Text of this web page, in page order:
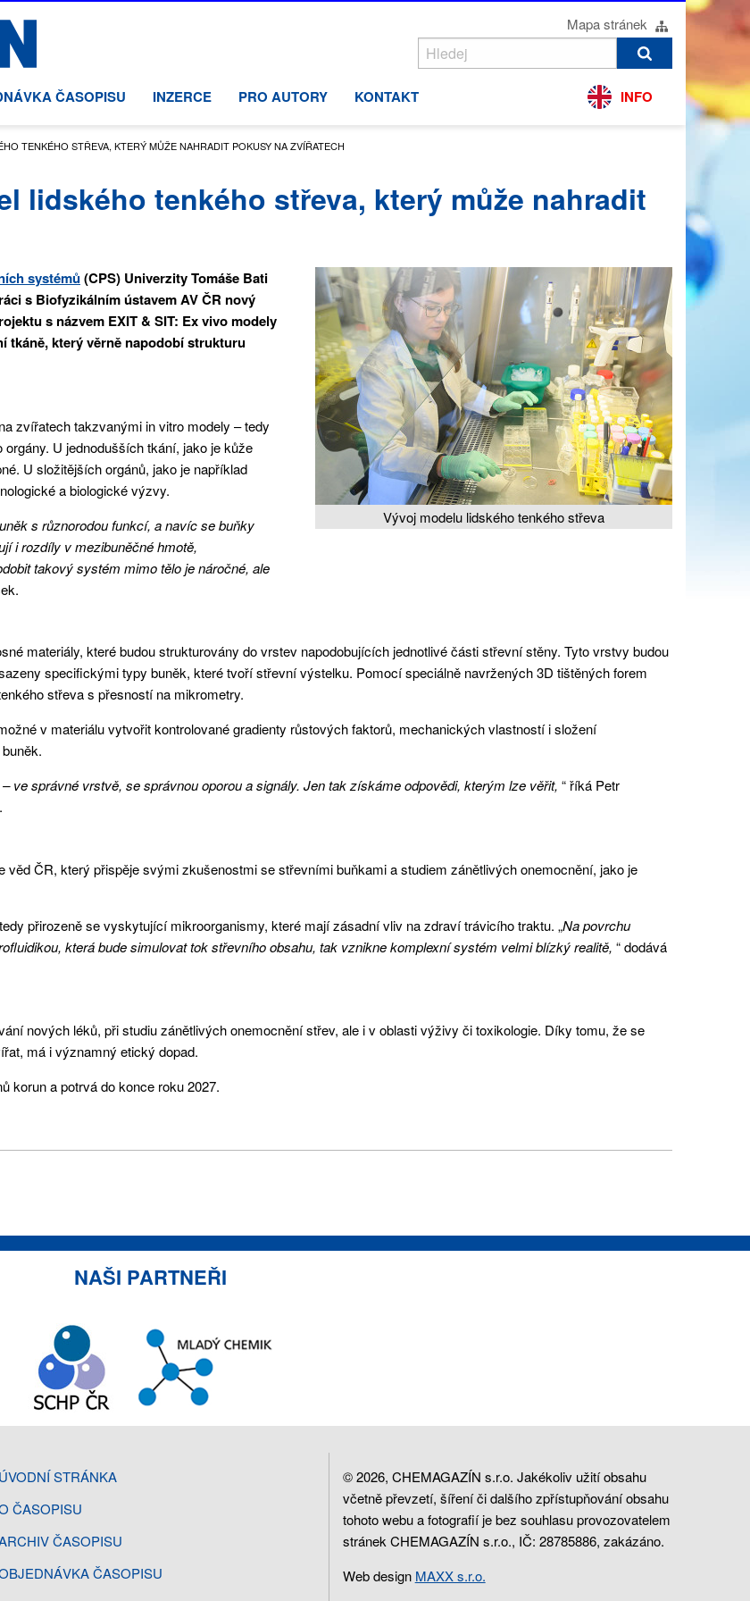
Mapa stránek
ČASOPISU INZERCE PRO AUTORY KONTAKT INFO
TENKÉHO STŘEVA, KTERÝ MŮŽE NAHRADIT POKUSY NA ZVÍŘATECH
lidského tenkého střeva, který může nahradit
Vývoj modelu lidského tenkého střeva
systémů(CPS) Univerzity Tomáše Bati
s Biofyzikálním ústavem AV ČR nový
s názvem EXIT & SIT: Ex vivo modely
tkáně, který věrně napodobí strukturu
zvířatech takzvanými in vitro modely – tedy
U jednodušších tkání, jako je kůže
U složitějších orgánů, jako je například
a biologické výzvy.
s různorodou funkcí, a navíc se buňky
i rozdíly v mezibuněčné hmotě,
takový systém mimo tělo je náročné, ale
materiály, které budou strukturovány do vrstev napodobujících jednotlivé části střevní stěny. Tyto vrstvy budou
specifickými typy buněk, které tvoří střevní výstelku. Pomocí speciálně navržených 3D tištěných forem
střeva s přesností na mikrometry.
v materiálu vytvořit kontrolované gradienty růstových faktorů, mechanických vlastností i složení
ve správné vrstvě, se správnou oporou a signály. Jen tak získáme odpovědi, kterým lze věřit, “ říká Petr
ČR, který přispěje svými zkušenostmi se střevními buňkami a studiem zánětlivých onemocnění, jako je
přirozeně se vyskytující mikroorganismy, které mají zásadní vliv na zdraví trávicího traktu. „Na povrchu
která bude simulovat tok střevního obsahu, tak vznikne komplexní systém velmi blízký realitě, “ dodává
nových léků, při studiu zánětlivých onemocnění střev, ale i v oblasti výživy či toxikologie. Díky tomu, že se
má i významný etický dopad.
korun a potrvá do konce roku 2027.
NAŠI PARTNEŘI
ÚVODNÍ STRÁNKA
ČASOPISU
ČASOPISU
ČASOPISU
© 2026, CHEMAGAZÍN s.r.o. Jakékoliv užití obsahu
včetně převzetí, šíření či dalšího zpřístupňování obsahu
tohoto webu a fotografií je bez souhlasu provozovatelem
stránek CHEMAGAZÍN s.r.o., IČ: 28785886, zakázáno.
Web design MAXX s.r.o.